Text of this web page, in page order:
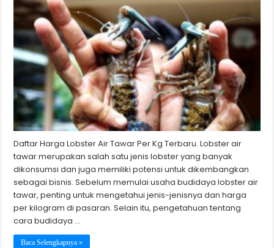
Daftar Harga Lobster Air Tawar Per Kg Terbaru. Lobster air
tawar merupakan salah satu jenis lobster yang banyak
dikonsumsi dan juga memiliki potensi untuk dikembangkan
sebagai bisnis. Sebelum memulai usaha budidaya lobster air
tawar, penting untuk mengetahui jenis-jenisnya dan harga
per kilogram di pasaran. Selain itu, pengetahuan tentang
cara budidaya …
Baca Selengkapnya »